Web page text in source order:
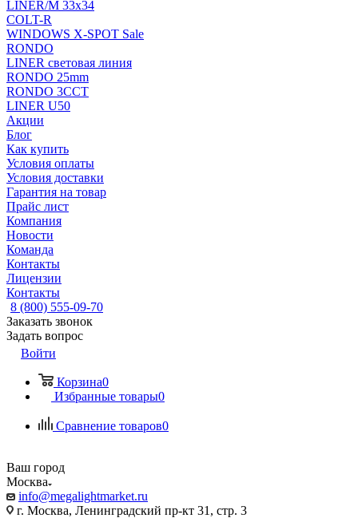
LINER/М 33х34
COLT-R
WINDOWS X-SPOT Sale
RONDO
LINER световая линия
RONDO 25mm
RONDO 3CCT
LINER U50
Акции
Блог
Как купить
Условия оплаты
Условия доставки
Гарантия на товар
Прайс лист
Компания
Новости
Команда
Контакты
Лицензии
Контакты
8 (800) 555-09-70
Заказать звонок
Задать вопрос
Войти
Корзина0
Избранные товары0
Сравнение товаров0
Ваш город
Москва
info@megalightmarket.ru
г. Москва, Ленинградский пр-кт 31, стр. 3